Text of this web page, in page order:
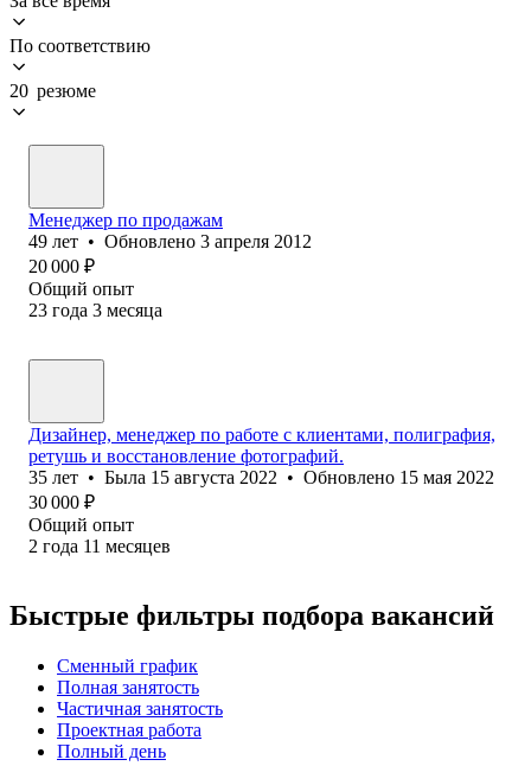
По соответствию
20 резюме
Менеджер по продажам
49 лет • Обновлено 3 апреля 2012
20 000 ₽
Общий опыт
23 года 3 месяца
Дизайнер, менеджер по работе с клиентами, полиграфия,
ретушь и восстановление фотографий.
35 лет • Была 15 августа 2022 • Обновлено 15 мая 2022
30 000 ₽
Общий опыт
2 года 11 месяцев
Быстрые фильтры подбора вакансий
Сменный график
Полная занятость
Частичная занятость
Проектная работа
Полный день